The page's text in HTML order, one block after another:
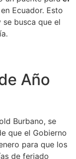
en Ecuador. Esto
busca que el
Año
Burbano, se
que el Gobierno
para que los
de feriado